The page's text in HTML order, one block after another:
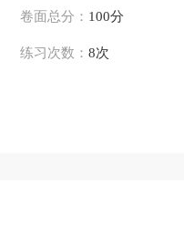
卷面总分： 100分
练习次数：8次